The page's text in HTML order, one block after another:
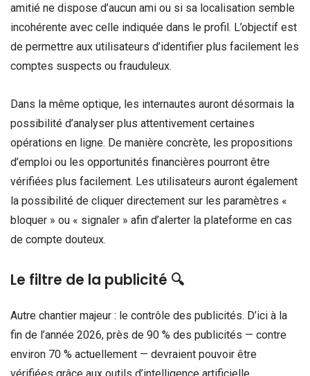
amitié ne dispose d’aucun ami ou si sa localisation semble
incohérente avec celle indiquée dans le profil. L’objectif est
de permettre aux utilisateurs d’identifier plus facilement les
comptes suspects ou frauduleux.
Dans la même optique, les internautes auront désormais la
possibilité d’analyser plus attentivement certaines
opérations en ligne. De manière concrète, les propositions
d’emploi ou les opportunités financières pourront être
vérifiées plus facilement. Les utilisateurs auront également
la possibilité de cliquer directement sur les paramètres «
bloquer » ou « signaler » afin d’alerter la plateforme en cas
de compte douteux.
Le filtre de la publicité 🔍
Autre chantier majeur : le contrôle des publicités. D’ici à la
fin de l’année 2026, près de 90 % des publicités — contre
environ 70 % actuellement — devraient pouvoir être